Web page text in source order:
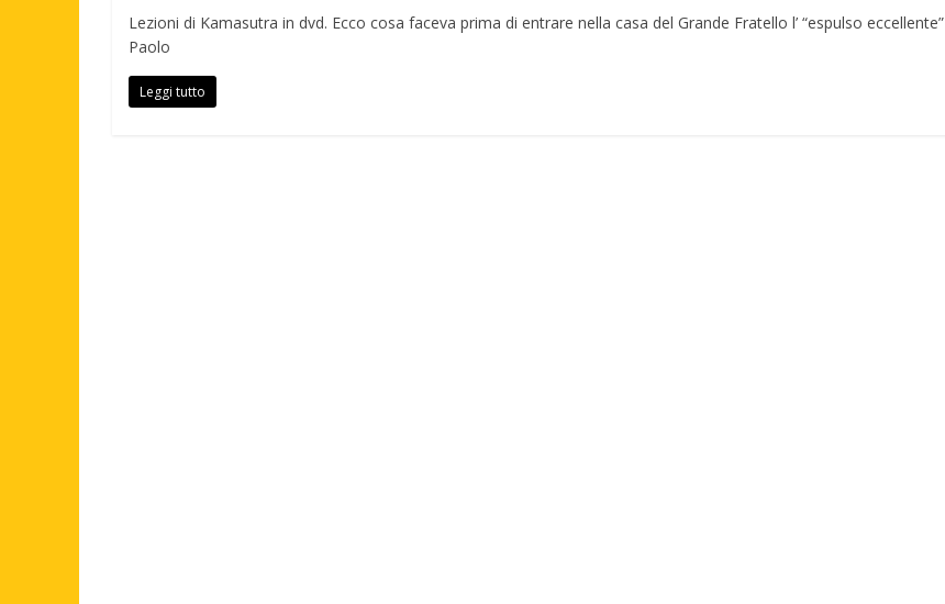
Lezioni di Kamasutra in dvd. Ecco cosa faceva prima di entrare nella casa del Grande Fratello l’ “espulso eccellente”
Paolo
Leggi tutto